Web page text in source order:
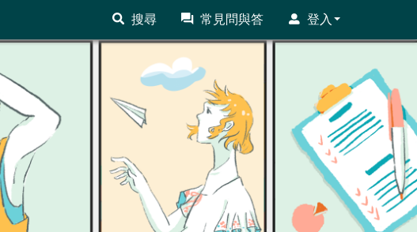
搜尋 常見問與答 登入